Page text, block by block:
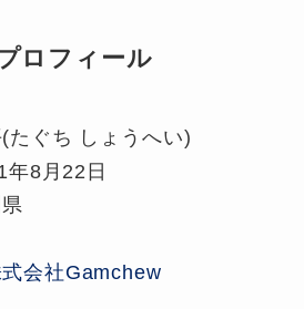
ロフィール
(たぐち しょうへい)
年8月22日
会社Gamchew